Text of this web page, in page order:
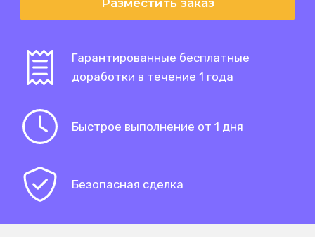
Гарантированные бесплатные
доработки в течение 1 года
Быстрое выполнение от 1 дня
Безопасная сделка